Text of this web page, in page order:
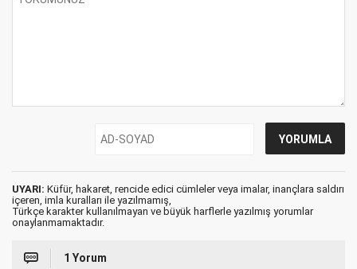
UYARI: Küfür, hakaret, rencide edici cümleler veya imalar, inançlara saldırı
içeren, imla kuralları ile yazılmamış,
Türkçe karakter kullanılmayan ve büyük harflerle yazılmış yorumlar
onaylanmamaktadır.
1 Yorum